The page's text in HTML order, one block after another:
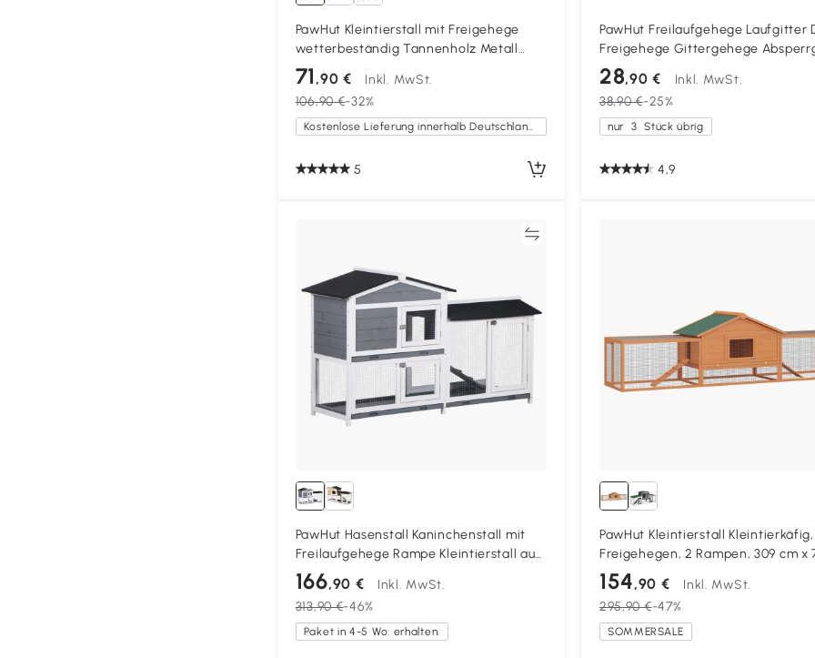
PawHut Kleintierstall mit Freigehege
wetterbeständig Tannenholz Metall
Grau
71 ,90 €
Inkl. MwSt.
106,90 €-32%
5
PawHut Freilaufgehege Laufgitter
Freigehege Gittergehege
Kleine Haustiere Laufstall für Innen
Platten Weiß Metall PP-Harz 105 x
45 cm
28,90 €
Inkl. MwSt.
38,90 €-25%
nur 3 Stück übrig
4,9
PawHut Hasenstall Kaninchenstall mit
Freilaufgehege Rampe Kleintierstall aus
Holz mit 2 Etagen Bodenwanne
157,4x53x93,5cm Grau
166,90 €
Inkl. MwSt.
313,90 €-46%
Paket in 4-5 Wo. erhalten.
PawHut Kleintierstall
Freigehegen, 2 Rampen, 309 cm x
x 86 cm, Natur + Grün
154,90 €
Inkl. MwSt.
295,90 €-47%
SOMMERSALE